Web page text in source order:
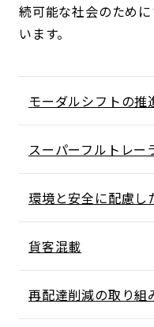
続可能な社会のため
います。
モーダルシフトの推
スーパーフルトレー
環境と安全に配慮し
貨客混載
再配達削減の取り組